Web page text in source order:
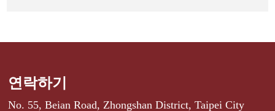
연락하기
No. 55, Beian Road, Zhongshan District, Taipei City